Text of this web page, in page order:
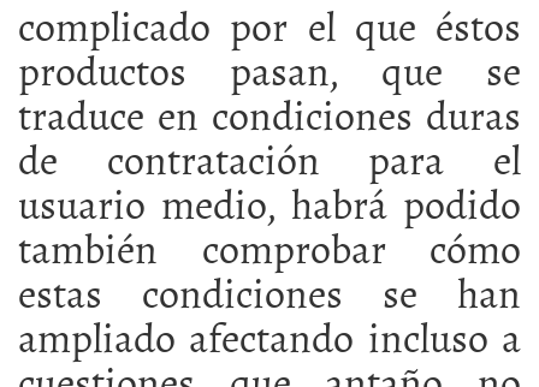
complicado por el que éstos
productos pasan, que se
traduce en condiciones duras
de contratación para el
usuario medio, habrá podido
también comprobar cómo
estas condiciones se han
ampliado afectando incluso a